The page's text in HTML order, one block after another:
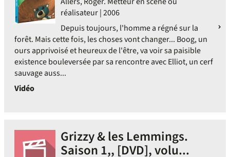
réalisateur | 2006
Depuis toujours, l'homme a régné sur la
forêt. Mais cette fois, les choses vont changer... Boog, un
ours apprivoisé et heureux de l'être, va voir sa paisible
existence bouleversée par sa rencontre avec Elliot, un cerf
sauvage auss...
Vidéo
Grizzy & les Lemmings.
Saison 1,, [DVD], volu...